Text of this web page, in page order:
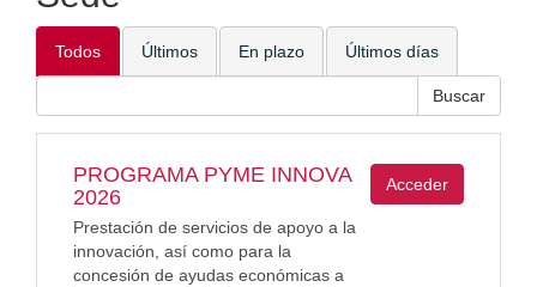
Todos Últimos En plazo Últimos días
PROGRAMA PYME INNOVA
2026
Prestación de servicios de apoyo a la
innovación, así como para la
concesión de ayudas económicas a
Acceder